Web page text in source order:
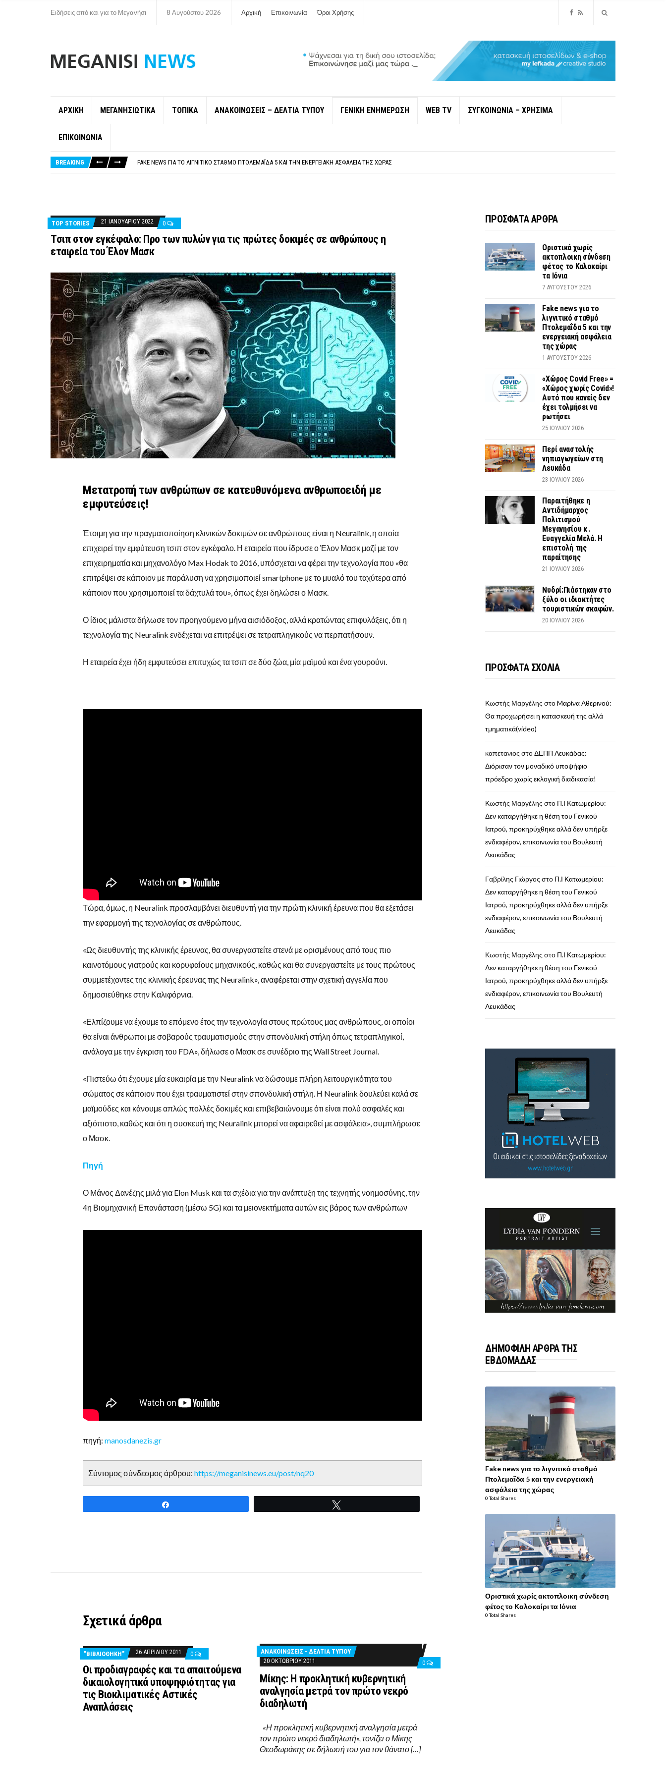
Ειδήσεις από και για το Μεγανήσι 8 Αυγούστου 2026 Αρχική Επικοινωνία Όροι Χρήσης
ΑΡΧΙΚΗ ΜΕΓΑΝΗΣΙΩΤΙΚΑ ΤΟΠΙΚΑ ΑΝΑΚΟΙΝΩΣΕΙΣ – ΔΕΛΤΙΑ ΤΥΠΟΥ ΓΕΝΙΚΗ ΕΝΗΜΕΡΩΣΗ WEB TV ΣΥΓΚΟΙΝΩΝΙΑ – ΧΡΗΣΙΜΑ
ΕΠΙΚΟΙΝΩΝΙΑ
BREAKING
FAKE NEWS ΓΙΑ ΤΟ ΛΙΓΝΙΤΙΚΌ ΣΤΑΘΜΌ ΠΤΟΛΕΜΑΪ́ΔΑ 5 ΚΑΙ ΤΗΝ ΕΝΕΡΓΕΙΑΚΉ ΑΣΦΆΛΕΙΑ ΤΗΣ ΧΏΡΑΣ
TOP STORIES 21 ΙΑΝΟΥΑΡΊΟΥ 2022 0
Τσιπ στον εγκέφαλο: Προ των πυλών για τις πρώτες δοκιμές σε ανθρώπους η
εταιρεία του Έλον Μασκ
Μετατροπή των ανθρώπων σε κατευθυνόμενα ανθρωποειδή με
εμφυτεύσεις!
Έτοιμη για την πραγματοποίηση κλινικών δοκιμών σε ανθρώπους είναι η Neuralink, η οποία
επιχειρεί την εμφύτευση τσιπ στον εγκέφαλο. Η εταιρεία που ίδρυσε ο Έλον Μασκ μαζί με τον
επιχειρηματία και μηχανολόγο Max Hodak το 2016, υπόσχεται να φέρει την τεχνολογία που «θα
επιτρέψει σε κάποιον με παράλυση να χρησιμοποιεί smartphone με το μυαλό του ταχύτερα από
κάποιον που χρησιμοποιεί τα δάχτυλά του», όπως έχει δηλώσει ο Μασκ.
Ο ίδιος μάλιστα δήλωσε τον προηγούμενο μήνα αισιόδοξος, αλλά κρατώντας επιφυλάξεις, ότι η
τεχνολογία της Neuralink ενδέχεται να επιτρέψει σε τετραπληγικούς να περπατήσουν.
Η εταιρεία έχει ήδη εμφυτεύσει επιτυχώς τα τσιπ σε δύο ζώα, μία μαϊμού και ένα γουρούνι.
Τώρα, όμως, η Neuralink προσλαμβάνει διευθυντή για την πρώτη κλινική έρευνα που θα εξετάσει
την εφαρμογή της τεχνολογίας σε ανθρώπους.
«Ως διευθυντής της κλινικής έρευνας, θα συνεργαστείτε στενά με oρισμένους από τους πιο
καινοτόμους γιατρούς και κορυφαίους μηχανικούς, καθώς και θα συνεργαστείτε με τους πρώτους
συμμετέχοντες της κλινικής έρευνας της Neuralink», αναφέρεται στην σχετική αγγελία που
δημοσιεύθηκε στην Καλιφόρνια.
«Ελπίζουμε να έχουμε το επόμενο έτος την τεχνολογία στους πρώτους μας ανθρώπους, οι οποίοι
θα είναι άνθρωποι με σοβαρούς τραυματισμούς στην σπονδυλική στήλη όπως τετραπληγικοί,
ανάλογα με την έγκριση του FDA», δήλωσε ο Μασκ σε συνέδριο της Wall Street Journal.
«Πιστεύω ότι έχουμε μία ευκαιρία με την Neuralink να δώσουμε πλήρη λειτουργικότητα του
σώματος σε κάποιον που έχει τραυματιστεί στην σπονδυλική στήλη. Η Neuralink δουλεύει καλά σε
μαϊμούδες και κάνουμε απλώς πολλές δοκιμές και επιβεβαιώνουμε ότι είναι πολύ ασφαλές και
αξιόπιστο, καθώς και ότι η συσκευή της Neuralink μπορεί να αφαιρεθεί με ασφάλεια», συμπλήρωσε
ο Μασκ.
Πηγή
Ο Μάνος Δανέζης μιλά για Elon Musk και τα σχέδια για την ανάπτυξη της τεχνητής νοημοσύνης, την
4η Βιομηχανική Επανάσταση (μέσω 5G) και τα μειονεκτήματα αυτών εις βάρος των ανθρώπων
πηγή: manosdanezis.gr
Σύντομος σύνδεσμος άρθρου: https://meganisinews.eu/post/nq20
Σχετικά άρθρα
"ΒΙΒΛΙΟΘΉΚΗ" 26 ΑΠΡΙΛΊΟΥ 2011 0
Οι προδιαγραφές και τα απαιτούμενα
δικαιολογητικά υποψηφιότητας για
τις Βιοκλιματικές Αστικές
Αναπλάσεις
ΑΝΑΚΟΙΝΩΣΕΙΣ - ΔΕΛΤΙΑ ΤΥΠΟΥ
20 ΟΚΤΩΒΡΊΟΥ 2011
0
Μίκης: Η προκλητική κυβερνητική
αναλγησία μετρά τον πρώτο νεκρό
διαδηλωτή
«Η προκλητική κυβερνητική αναλγησία μετρά
τον πρώτο νεκρό διαδηλωτή», τονίζει ο Μίκης
Θεοδωράκης σε δήλωσή του για τον θάνατο […]
ΠΡΟΣΦΑΤΑ ΑΡΘΡΑ
Οριστικά χωρίς
ακτοπλοικη σύνδεση
φέτος το Καλοκαίρι
τα Ιόνια
7 ΑΥΓΟΎΣΤΟΥ 2026
Fake news για το
λιγνιτικό σταθμό
Πτολεμαΐδα 5 και την
ενεργειακή ασφάλεια
της χώρας
1 ΑΥΓΟΎΣΤΟΥ 2026
«Χώρος Covid Free» =
«Χώρος χωρίς Covid»!
Αυτό που κανείς δεν
έχει τολμήσει να
ρωτήσει
25 ΙΟΥΛΊΟΥ 2026
Περί αναστολής
νηπιαγωγείων στη
Λευκάδα
23 ΙΟΥΛΊΟΥ 2026
Παραιτήθηκε η
Αντιδήμαρχος
Πολιτισμού
Μεγανησίου κ .
Ευαγγελία Μελά. Η
επιστολή της
παραίτησης
21 ΙΟΥΛΊΟΥ 2026
Νυδρί:Πιάστηκαν στο
ξύλο οι ιδιοκτήτες
τουριστικών σκαφών.
20 ΙΟΥΛΊΟΥ 2026
ΠΡΟΣΦΑΤΑ ΣΧΟΛΙΑ
Κωστής Μαργέλης στοMαρίνα Αθερινού:
Θα προχωρήσει η κατασκευή της αλλά
τμηματικά(video)
καπετανιος στοΔΕΠΠ Λευκάδας:
Διόρισαν τον μοναδικό υποψήφιο
πρόεδρο χωρίς εκλογική διαδικασία!
Κωστής Μαργέλης στο Π.Ι Κατωμερίου:
Δεν καταργήθηκε η θέση του Γενικού
Ιατρού, προκηρύχθηκε αλλά δεν υπήρξε
ενδιαφέρον, επικοινωνία του Βουλευτή
Λευκάδας
Γαβρίλης Γιώργος στο Π.Ι Κατωμερίου:
Δεν καταργήθηκε η θέση του Γενικού
Ιατρού, προκηρύχθηκε αλλά δεν υπήρξε
ενδιαφέρον, επικοινωνία του Βουλευτή
Λευκάδας
Κωστής Μαργέλης στο Π.Ι Κατωμερίου:
Δεν καταργήθηκε η θέση του Γενικού
Ιατρού, προκηρύχθηκε αλλά δεν υπήρξε
ενδιαφέρον, επικοινωνία του Βουλευτή
Λευκάδας
ΔΗΜΟΦΙΛΗ ΑΡΘΡΑ ΤΗΣ
ΕΒΔΟΜΑΔΑΣ
Fake news για το λιγνιτικό σταθμό
Πτολεμαΐδα 5 και την ενεργειακή
ασφάλεια της χώρας
0 Total Shares
Οριστικά χωρίς ακτοπλοικη σύνδεση
φέτος το Καλοκαίρι τα Ιόνια
0 Total Shares